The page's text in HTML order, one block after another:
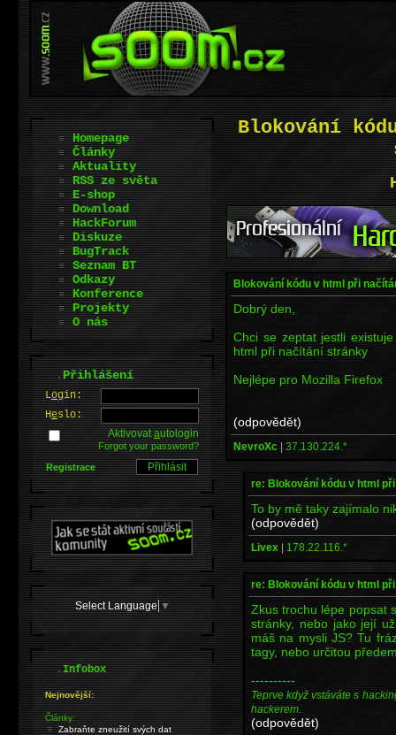
Blokování
Blokování kódu v html při
Dobrý den,
Chci se zeptat jestli
html při načítání stránky
Nejlépe pro Mozilla Firefox
(odpovědět)
NevroXc | 37.130.224.*
re: Blokování kódu v html
To by mě taky zajímalo
(odpovědět)
Livex | 178.22.116.*
re: Blokování kódu v html
Zkus trochu lépe popsat
stránky, nebo jako její
máš na mysli JS? Tu
tagy, nebo určitou
----------
Teprve když vstáváte s
hackerem.
(odpovědět)
Homepage
Články
Aktuality
RSS ze světa
E-shop
Download
HackForum
Diskuze
BugTrack
Seznam BT
Odkazy
Konference
Projekty
O nás
.Přihlášení
Login:
Heslo:
Aktivovatautologin
Forgot your password?
Registrace
Select Language ▼
.Infobox
Nejnovější:
Články:
Zabraňte zneužití svých dat